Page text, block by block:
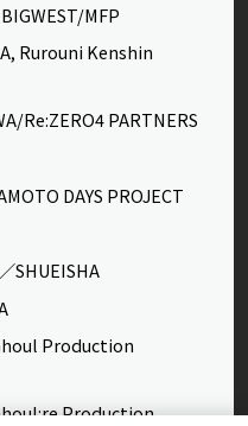
MFP
Rurouni Kenshin
Re:ZERO4 PARTNERS
DAYS PROJECT
SHUEISHA
Production
Production